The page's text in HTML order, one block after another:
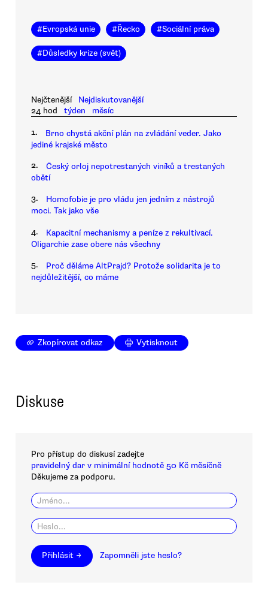
#Evropská unie #Řecko #Sociální práva
#Důsledky krize (svět)
Nejčtenější
Nejdiskutovanější
24 hod
týden měsíc
1.
Brno chystá akční plán na zvládání veder. Jako
jediné krajské město
2.
Český orloj nepotrestaných viníků a trestaných
obětí
3.
Homofobie je pro vládu jen jedním z nástrojů
moci. Tak jako vše
4.
Kapacitní mechanismy a peníze z rekultivací.
Oligarchie zase obere nás všechny
5.
Proč děláme AltPrajd? Protože solidarita je to
nejdůležitější, co máme
Zkopírovat odkaz Vytisknout
Diskuse
Pro přístup do diskusí zadejte
pravidelný dar v minimální hodnotě 50 Kč měsíčně
Děkujeme za podporu.
Přihlásit → Zapomněli jste heslo?